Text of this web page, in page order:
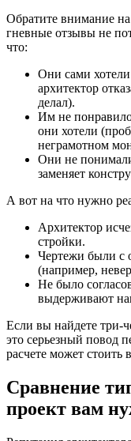
Обратите внимание
гневные отзывы не
что:
Они сами хотели
архитектор
делал).
Им не
они хотели
неграмотном
Они не
заменяет
А вот на что нужно
Архитектор
стройки.
Чертежи были с
(например,
Не было
выдерживают
Если вы найдете три-
это серьезный повод
расчете может стоить
Сравнение
проект вам